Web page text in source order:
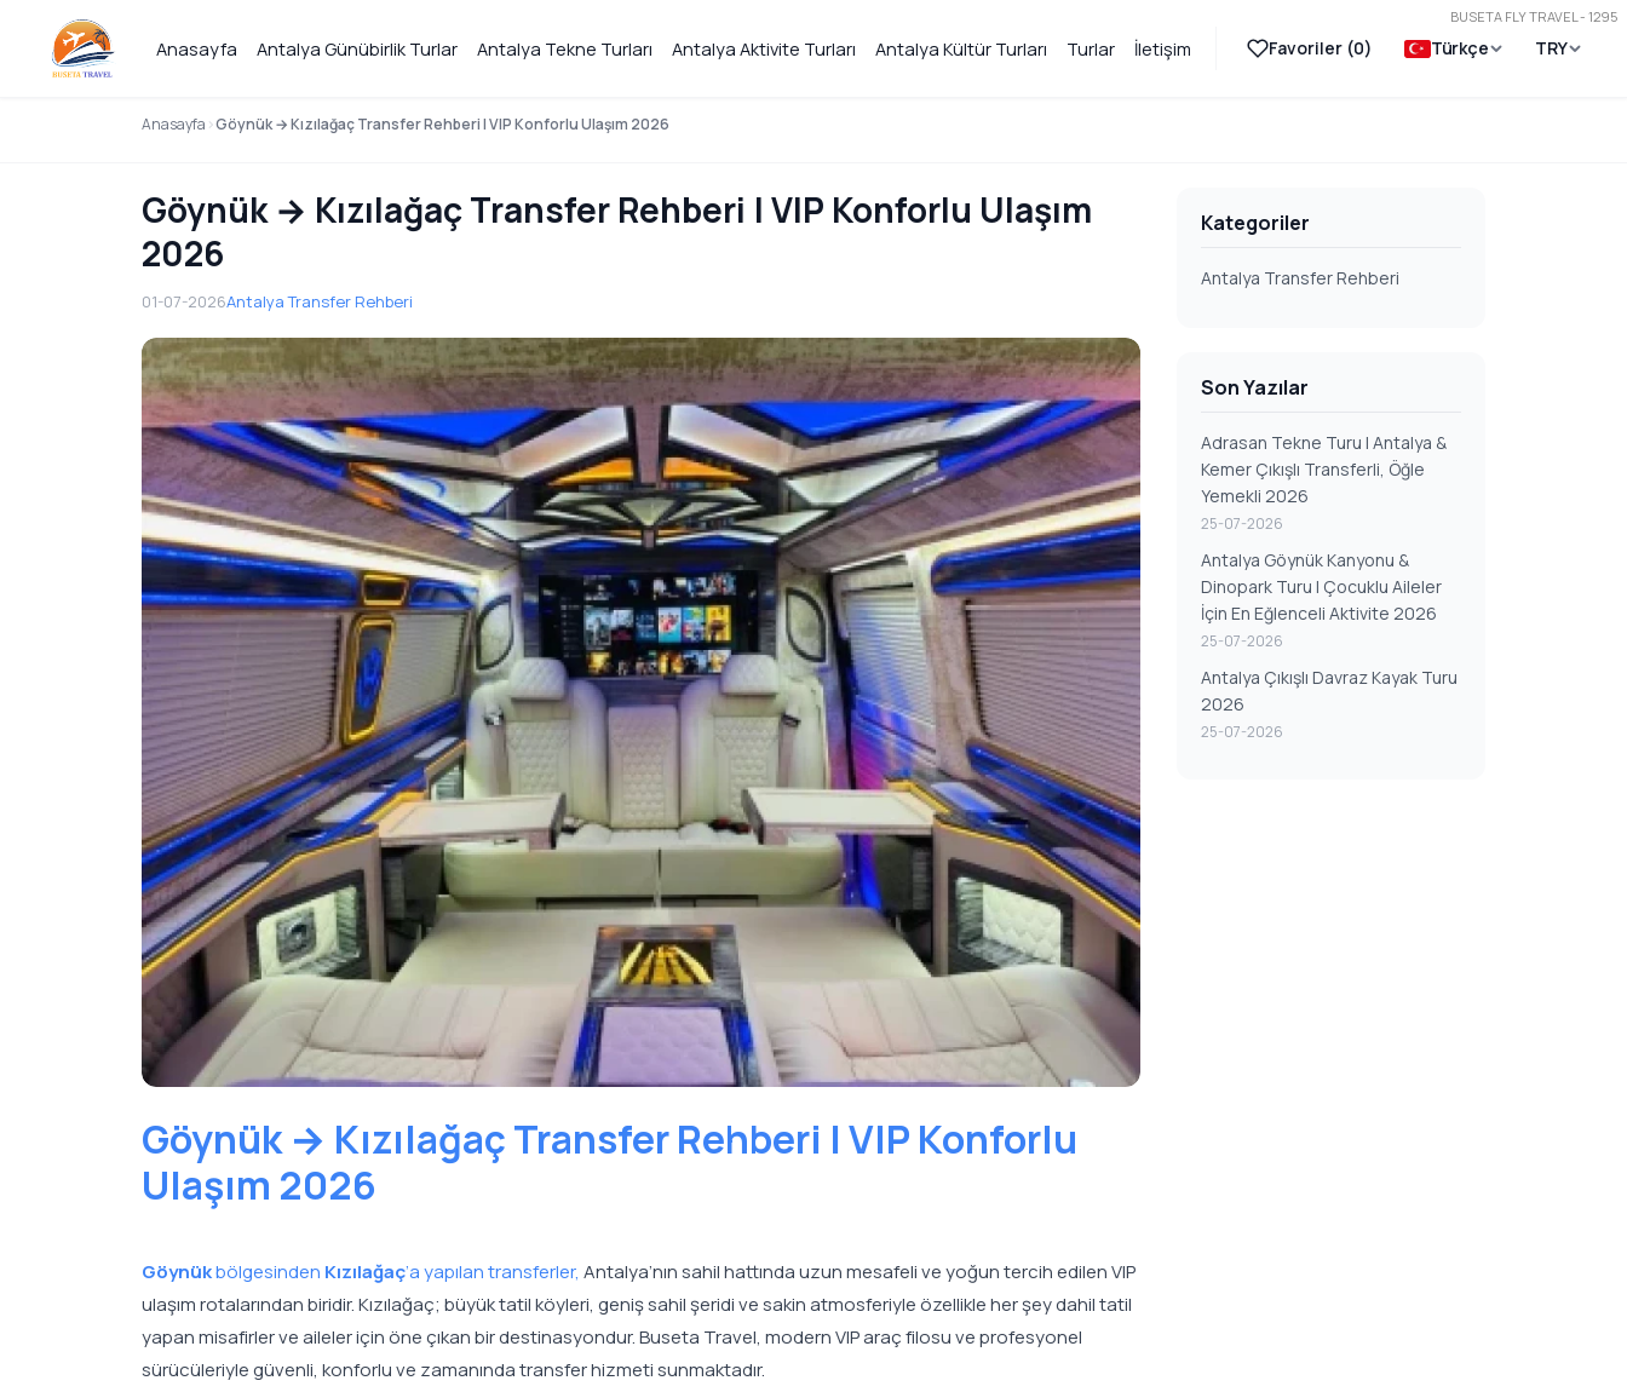
BUSETA FLY TRAVEL - 1295
Anasayfa Antalya Günübirlik Turlar Antalya Tekne Turları Antalya Aktivite Turları Antalya Kültür Turları Turlar İletişim Favoriler (0) Türkçe TRY
Anasayfa Göynük → Kızılağaç Transfer Rehberi | VIP Konforlu Ulaşım 2026
Göynük → Kızılağaç Transfer Rehberi | VIP Konforlu Ulaşım
2026
01-07-2026Antalya Transfer Rehberi
Göynük → Kızılağaç Transfer Rehberi | VIP Konforlu
Ulaşım 2026
Göynükbölgesinden Kızılağaç’a yapılan transferler, Antalya’nın sahil hattında uzun mesafeli ve yoğun tercih edilen VIP
ulaşım rotalarından biridir. Kızılağaç; büyük tatil köyleri, geniş sahil şeridi ve sakin atmosferiyle özellikle her şey dahil tatil
yapan misafirler ve aileler için öne çıkan bir destinasyondur. Buseta Travel, modern VIP araç filosu ve profesyonel
sürücüleriyle güvenli, konforlu ve zamanında transfer hizmeti sunmaktadır.
Kategoriler
Antalya Transfer Rehberi
Son Yazılar
Adrasan Tekne Turu | Antalya &
Kemer Çıkışlı Transferli, Öğle
Yemekli 2026
25-07-2026
Antalya Göynük Kanyonu &
Dinopark Turu | Çocuklu Aileler
İçin En Eğlenceli Aktivite 2026
25-07-2026
Antalya Çıkışlı Davraz Kayak Turu
2026
25-07-2026